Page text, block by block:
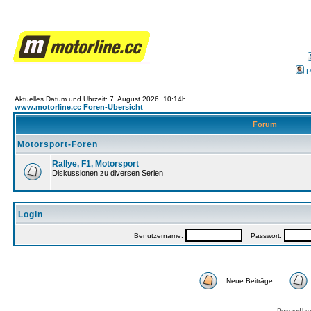
Aktuelles Datum und Uhrzeit: 7. August 2026, 10:14h
www.motorline.cc Foren-Übersicht
Forum
Motorsport-Foren
Rallye, F1, Motorsport
Diskussionen zu diversen Serien
Login
Benutzername: Passwort:
Neue Beiträge